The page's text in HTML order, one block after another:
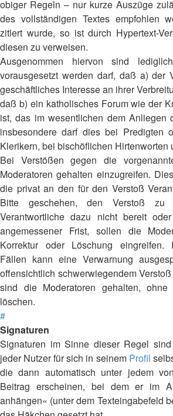
obiger Regeln – nur kurze Auszüge
des vollständigen Textes empfohlen
zitiert wurde, so ist durch Hypertext-
diesen zu verweisen.
Ausgenommen hiervon sind
vorausgesetzt werden darf, daß a) der
geschäftliches Interesse an ihrer
daß b) ein katholisches Forum wie der
ist, das im wesentlichen dem Anliegen
insbesondere darf dies bei Predigten
Klerikern, bei bischöflichen Hirtenworten
Bei Verstößen gegen die
Moderatoren gehalten einzugreifen.
die privat an den für den Verstoß
Bitte geschehen, den Verstoß zu
Verantwortliche dazu nicht bereit
angemessener Frist, sollen die
Korrektur oder Löschung eingreifen.
Fällen kann eine Verwarnung
offensichtlich schwerwiegendem
sind die Moderatoren gehalten,
löschen.
#
Signaturen
Signaturen im Sinne dieser Regel
jeder Nutzer für sich in seinem Profil
die dann automatisch unter jedem
Beitrag erscheinen, bei dem er im
anhängen« (unter dem Texteingabefeld